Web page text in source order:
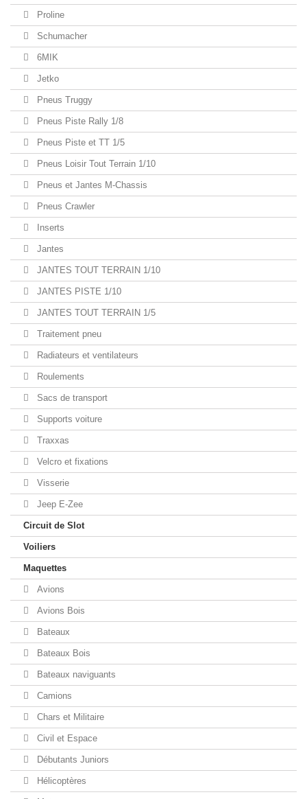
Proline
Schumacher
6MIK
Jetko
Pneus Truggy
Pneus Piste Rally 1/8
Pneus Piste et TT 1/5
Pneus Loisir Tout Terrain 1/10
Pneus et Jantes M-Chassis
Pneus Crawler
Inserts
Jantes
JANTES TOUT TERRAIN 1/10
JANTES PISTE 1/10
JANTES TOUT TERRAIN 1/5
Traitement pneu
Radiateurs et ventilateurs
Roulements
Sacs de transport
Supports voiture
Traxxas
Velcro et fixations
Visserie
Jeep E-Zee
Circuit de Slot
Voiliers
Maquettes
Avions
Avions Bois
Bateaux
Bateaux Bois
Bateaux naviguants
Camions
Chars et Militaire
Civil et Espace
Débutants Juniors
Hélicoptères